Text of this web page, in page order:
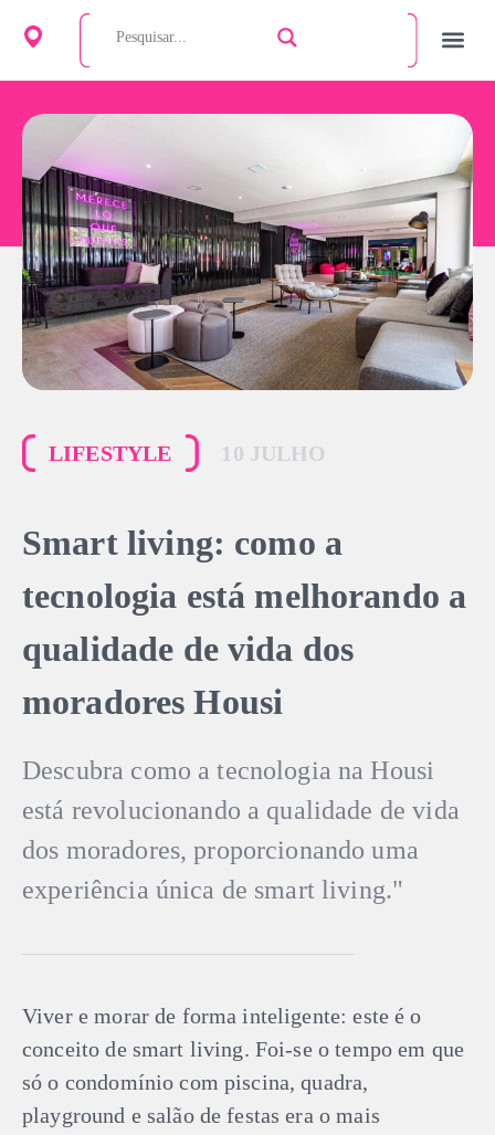
LIFESTYLE 10 JULHO
Smart living: como a
tecnologia está melhorando a
qualidade de vida dos
moradores Housi
Descubra como a tecnologia na Housi
está revolucionando a qualidade de vida
dos moradores, proporcionando uma
experiência única de smart living."
Viver e morar de forma inteligente: este é o
conceito de smart living. Foi-se o tempo em que
só o condomínio com piscina, quadra,
playground e salão de festas era o mais